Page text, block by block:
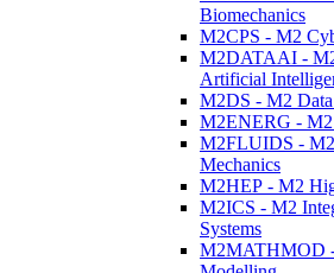
Biomechanics
M2CPS - M2
M2DATAAI -
Artificial
M2DS - M2 Data
M2ENERG - M2
M2FLUIDS -
Mechanics
M2HEP - M2
M2ICS - M2
Systems
M2MATHMOD